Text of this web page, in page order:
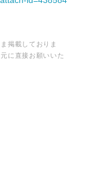
掲載しておりま
に直接お願いいた